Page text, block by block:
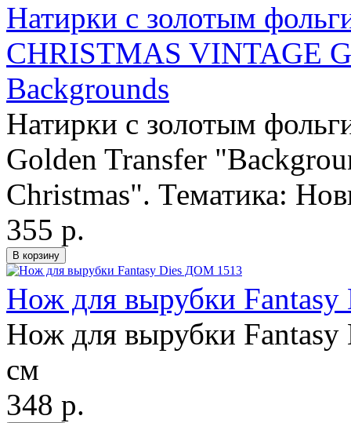
Натирки с золотым
CHRISTMAS VINTAGE
Backgrounds
Натирки с золотым
Golden Transfer
Christmas". Тематика:
355 р.
Нож для вырубки
Нож для вырубки
см
348 р.